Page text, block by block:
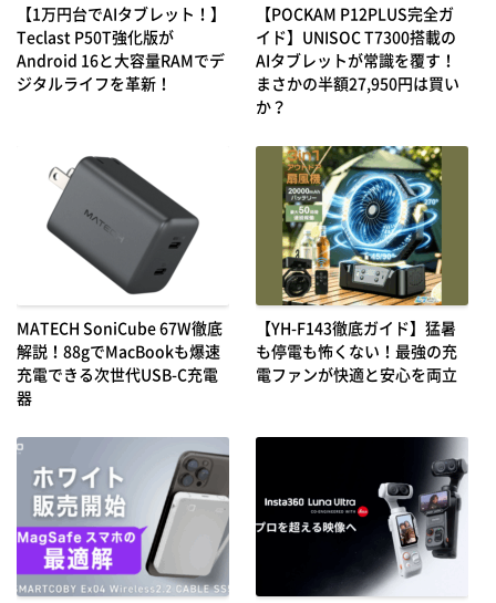
【1万円台でAIタブレット！】
Teclast P50T強化版が
Android 16と大容量RAMでデ
ジタルライフを革新！
【POCKAM P12PLUS完全ガ
イド】UNISOC T7300搭載の
AIタブレットが常識を覆す！
まさかの半額27,950円は買い
か？
MATECH SoniCube 67W徹底
解説！88gでMacBookも爆速
充電できる次世代USB-C充電
器
【YH-F143徹底ガイド】猛暑
も停電も怖くない！最強の充
電ファンが快適と安心を両立